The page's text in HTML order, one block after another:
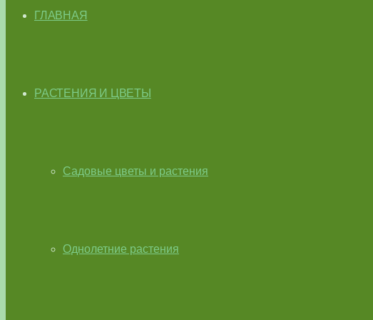
ГЛАВНАЯ
РАСТЕНИЯ И ЦВЕТЫ
Садовые цветы и растения
Однолетние растения